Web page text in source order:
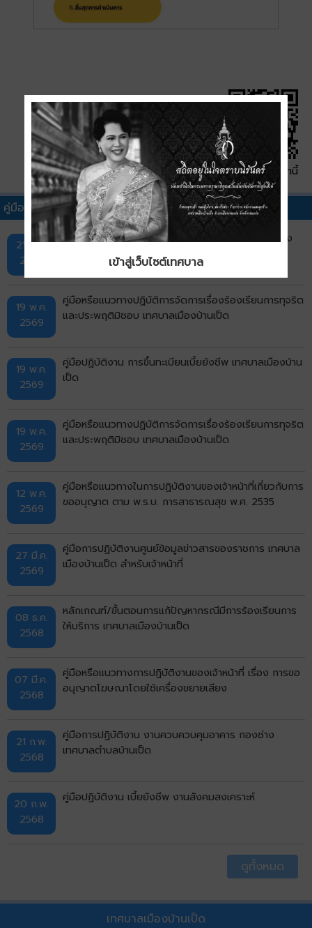
QR Code หน้านี้
คู่มือ/มาตรฐานการปฏิบัติงานอื่นๆ
21 พ.ค.
2569
คู่มือการปฏิบัติงานตาม พ.ร.บ.ภาษีที่ดินและสิ่งปลูกสร้าง
19 พ.ค.
2569
คู่มือหรือแนวทางปฏิบัติการจัดการเรื่องร้องเรียนการทุจริต
และประพฤติมิชอบ เทศบาลเมืองบ้านเป็ด
19 พ.ค.
2569
คู่มือปฏิบัติงาน การขึ้นทะเบียนเบี้ยยังชีพ เทศบาลเมืองบ้าน
เป็ด
19 พ.ค.
2569
คู่มือหรือแนวทางปฏิบัติการจัดการเรื่องร้องเรียนการทุจริต
และประพฤติมิชอบ เทศบาลเมืองบ้านเป็ด
12 พ.ค.
2569
คู่มือหรือแนวทางในการปฏิบัติงานของเจ้าหน้าที่เกี่ยวกับการ
ขออนุญาต ตาม พ.ร.บ. การสาธารณสุข พ.ศ. 2535
27 มี.ค.
2569
คู่มือการปฏิบัติงานศูนย์ข้อมูลข่าวสารของราชการ เทศบาล
เมืองบ้านเป็ด สำหรับเจ้าหน้าที่
08 ธ.ค.
2568
หลักเกณฑ์/ขั้นตอนการแก้ปัญหากรณีมีการร้องเรียนการ
ให้บริการ เทศบาลเมืองบ้านเป็ด
07 มี.ค.
2568
คู่มือหรือแนวทางการปฏิบัติงานของเจ้าหน้าที่ เรื่อง การขอ
อนุญาตโฆษณาโดยใช้เครื่องขยายเสียง
21 ก.พ.
2568
คู่มือการปฏิบัติงาน งานควบควบคุมอาคาร กองช่าง
เทศบาลตำบลบ้านเป็ด
20 ก.พ.
2568
คู่มือปฏิบัติงาน เบี้ยยังชีพ งานสังคมสงเคราะห์
ดูทั้งหมด
เทศบาลเมืองบ้านเป็ด
เข้าสู่เว็บไซต์เทศบาล